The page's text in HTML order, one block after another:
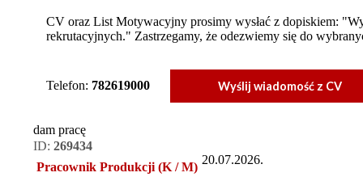
CV oraz List Motywacyjny prosimy wysłać z dopiskiem:
rekrutacyjnych." Zastrzegamy, że odezwiemy się do
Telefon: 782619000 Wyślij wiadomość z CV
dam pracę
ID: 269434
Pracownik Produkcji (K / M)
20.07.2026.